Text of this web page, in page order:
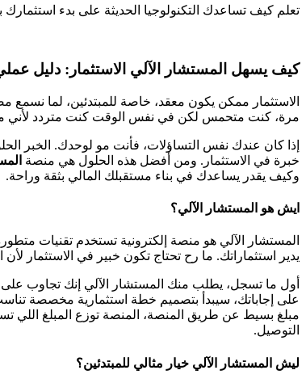
تعلم كيف تساعدك التكنولوجيا الحديثة على بدء استثمارك
كيف يسهل المستشار الآلي الاستثمار: دليل
الاستثمار ممكن يكون معقد، خاصة للمبتدئين، لما نسمع
مرة، كنت متحمس لكن في نفس الوقت كنت متردد لأني
إذا كان عندك نفس التساؤلات، فأنت مو لوحدك. الخبر
خبرة في الاستثمار. ومن أفضل هذه الحلول هي منصة
وكيف يقدر يساعدك في بناء مستقبلك المالي بثقة وراحة.
ايش هو المستشار الآلي؟
المستشار الآلي هو منصة إلكترونية تستخدم تقنيات
يدير استثماراتك. ما رح تحتاج تكون خبير في الاستثمار
أول ما تسجل، يطلب منك المستشار الآلي إنك تجاوب
على إجاباتك، سيبدأ بتصميم خطة استثمارية مخصصة
مبلغ بسيط عن طريق المنصة، المنصة توزع المبلغ
التوصيل.
ليش المستشار الآلي خيار مثالي للمبتدئين؟